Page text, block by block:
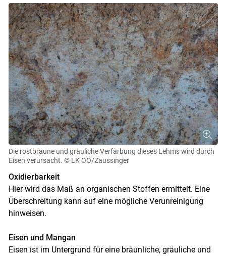
Die rostbraune und gräuliche Verfärbung dieses Lehms wird durch
Eisen verursacht. © LK OÖ/Zaussinger
Oxidierbarkeit
Hier wird das Maß an organischen Stoffen ermittelt. Eine
Überschreitung kann auf eine mögliche Verunreinigung
hinweisen.
Eisen und Mangan
Eisen ist im Untergrund für eine bräunliche, gräuliche und